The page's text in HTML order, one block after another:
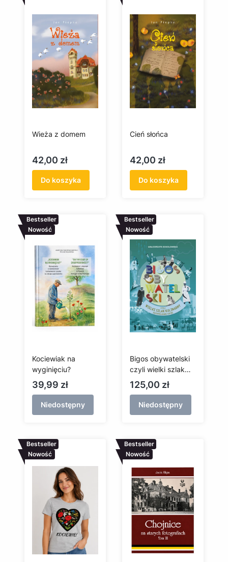
Wieża z domem
Cena
42,00 zł
Do koszyka
Cień słońca
Cena
42,00 zł
Do koszyka
Bestseller
Nowość
Kociewiak na
wyginięciu?
Cena
39,99 zł
Niedostępny
Bestseller
Nowość
Bigos obywatelski
czyli wielki szlak
kulinarny
przedwojennej
Gdyni
Cena
125,00 zł
Niedostępny
Bestseller
Nowość
Bestseller
Nowość